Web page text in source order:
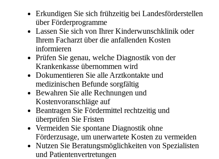
Erkundigen Sie sich frühzeitig bei Landesförderstellen
über Förderprogramme
Lassen Sie sich von Ihrer Kinderwunschklinik oder
Ihrem Facharzt über die anfallenden Kosten
informieren
Prüfen Sie genau, welche Diagnostik von der
Krankenkasse übernommen wird
Dokumentieren Sie alle Arztkontakte und
medizinischen Befunde sorgfältig
Bewahren Sie alle Rechnungen und
Kostenvoranschläge auf
Beantragen Sie Fördermittel rechtzeitig und
überprüfen Sie Fristen
Vermeiden Sie spontane Diagnostik ohne
Förderzusage, um unerwartete Kosten zu vermeiden
Nutzen Sie Beratungsmöglichkeiten von Spezialisten
und Patientenvertretungen